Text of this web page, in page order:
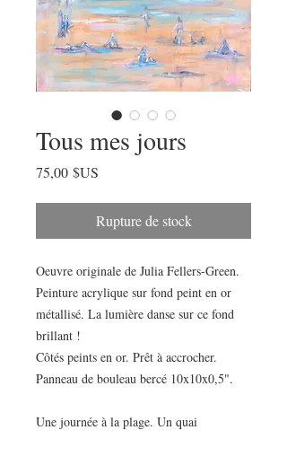
Tous mes jours
75,00 $US
Rupture de stock
Oeuvre originale de Julia Fellers-Green.
Peinture acrylique sur fond peint en or
métallisé. La lumière danse sur ce fond
brillant !
Côtés peints en or. Prêt à accrocher.
Panneau de bouleau bercé 10x10x0,5".
Une journée à la plage. Un quai